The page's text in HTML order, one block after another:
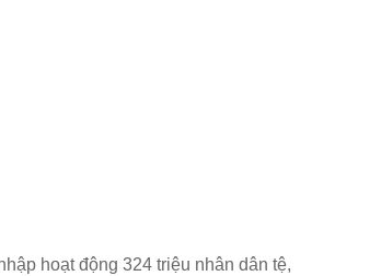
hoạt động 324 triệu nhân dân tệ,